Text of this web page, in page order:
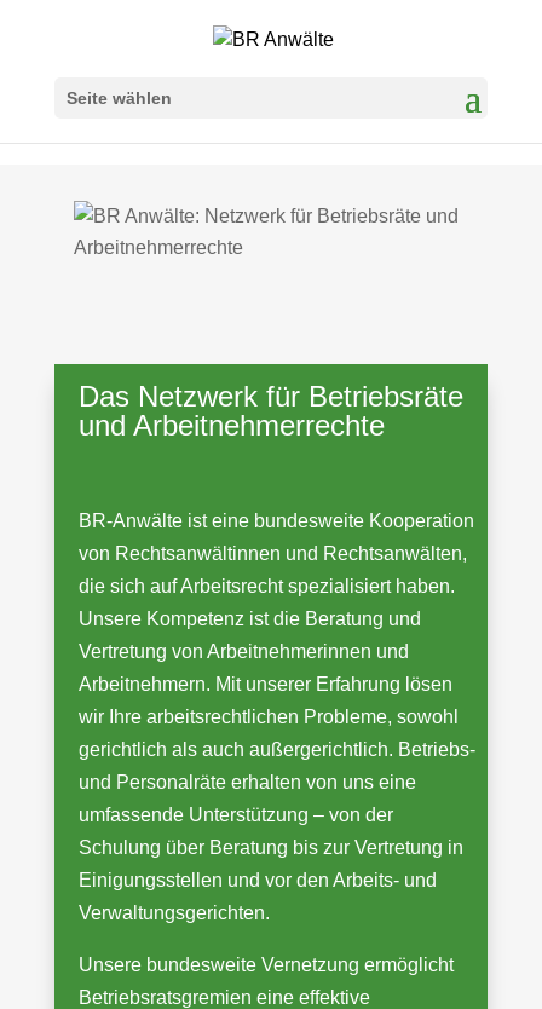
Seite wählen
Das Netzwerk für Betriebsräte
und Arbeitnehmerrechte
BR-Anwälte ist eine bundesweite Kooperation
von Rechtsanwältinnen und Rechtsanwälten,
die sich auf Arbeitsrecht spezialisiert haben.
Unsere Kompetenz ist die Beratung und
Vertretung von Arbeitnehmerinnen und
Arbeitnehmern. Mit unserer Erfahrung lösen
wir Ihre arbeitsrechtlichen Probleme, sowohl
gerichtlich als auch außergerichtlich. Betriebs-
und Personalräte erhalten von uns eine
umfassende Unterstützung – von der
Schulung über Beratung bis zur Vertretung in
Einigungsstellen und vor den Arbeits- und
Verwaltungsgerichten.
Unsere bundesweite Vernetzung ermöglicht
Betriebsratsgremien eine effektive